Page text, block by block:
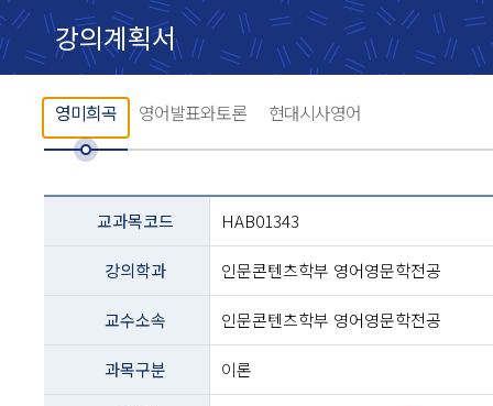
강의계획서
영미희곡 영어발표와토론 현대시사영어
-
교과명,
전화번호등의
교과목코드 HAB01343
강의학과 인문콘텐츠학부 영어영문학전공
교수소속 인문콘텐츠학부 영어영문학전공
과목구분 이론